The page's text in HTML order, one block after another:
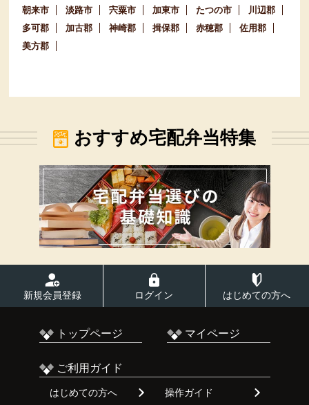
朝来市
淡路市 宍粟市 加東市 たつの市
川辺郡
多可郡
加古郡 神崎郡 揖保郡 赤穂郡
佐用郡
美方郡
おすすめ宅配弁当特集
新規会員登録 ログイン はじめての方へ
トップページ マイページ
ご利用ガイド
はじめての方へ
操作ガイド